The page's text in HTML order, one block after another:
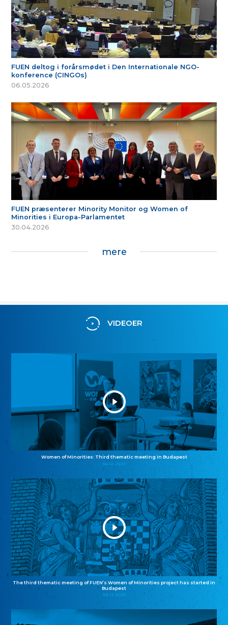
FUEN deltog i forårsmødet i Den Internationale NGO-
konference (CINGOs)
06.05.2026
FUEN præsenterer Minority Monitor og Women of
Minorities i Europa-Parlamentet
30.04.2026
mere
VIDEOER
Women of Minorities: Third thematic meeting in Budapest
04.12.2025
The third thematic meeting of FUEN’s Women of Minorities project has started in
Budapest
02.12.2025